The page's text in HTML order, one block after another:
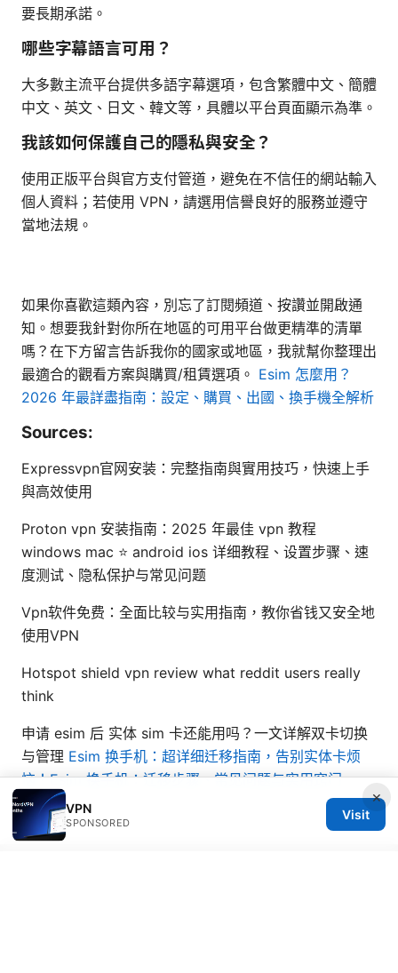
要長期承諾。
哪些字幕語言可用？
大多數主流平台提供多語字幕選項，包含繁體中文、簡體
中文、英文、日文、韓文等，具體以平台頁面顯示為準。
我該如何保護自己的隱私與安全？
使用正版平台與官方支付管道，避免在不信任的網站輸入
個人資料；若使用 VPN，請選用信譽良好的服務並遵守
當地法規。
如果你喜歡這類內容，別忘了訂閱頻道、按讚並開啟通
知。想要我針對你所在地區的可用平台做更精準的清單
嗎？在下方留言告訴我你的國家或地區，我就幫你整理出
最適合的觀看方案與購買/租賃選項。 Esim 怎麼用？
2026 年最詳盡指南：設定、購買、出國、換手機全解析
Sources:
Expressvpn官网安装：完整指南與實用技巧，快速上手
與高效使用
Proton vpn 安装指南：2025 年最佳 vpn 教程
windows mac ⭐ android ios 详细教程、设置步骤、速
度测试、隐私保护与常见问题
Vpn软件免费：全面比较与实用指南，教你省钱又安全地
使用VPN
Hotspot shield vpn review what reddit users really
think
申请 esim 后 实体 sim 卡还能用吗？一文详解双卡切换
与管理 Esim 换手机：超详细迁移指南，告别实体卡烦
恼！Esim 换手机：迁移步骤、常见问题与实用窍门
×
VPN
SPONSORED
Visit